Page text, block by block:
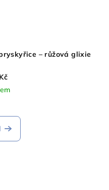
– růžová glixie